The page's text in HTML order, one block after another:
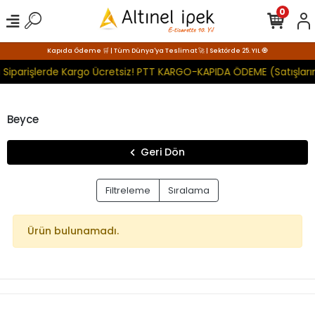
Kapıda Ödeme 🛒 | Tüm Dünya'ya Teslimat 🚀 | Sektörde 25. YIL 🧿
Kargo Ücretsiz! PTT KARGO-KAPIDA ÖDEME
0
Beyce
Geri Dön
Filtreleme Sıralama
Ürün bulunamadı.